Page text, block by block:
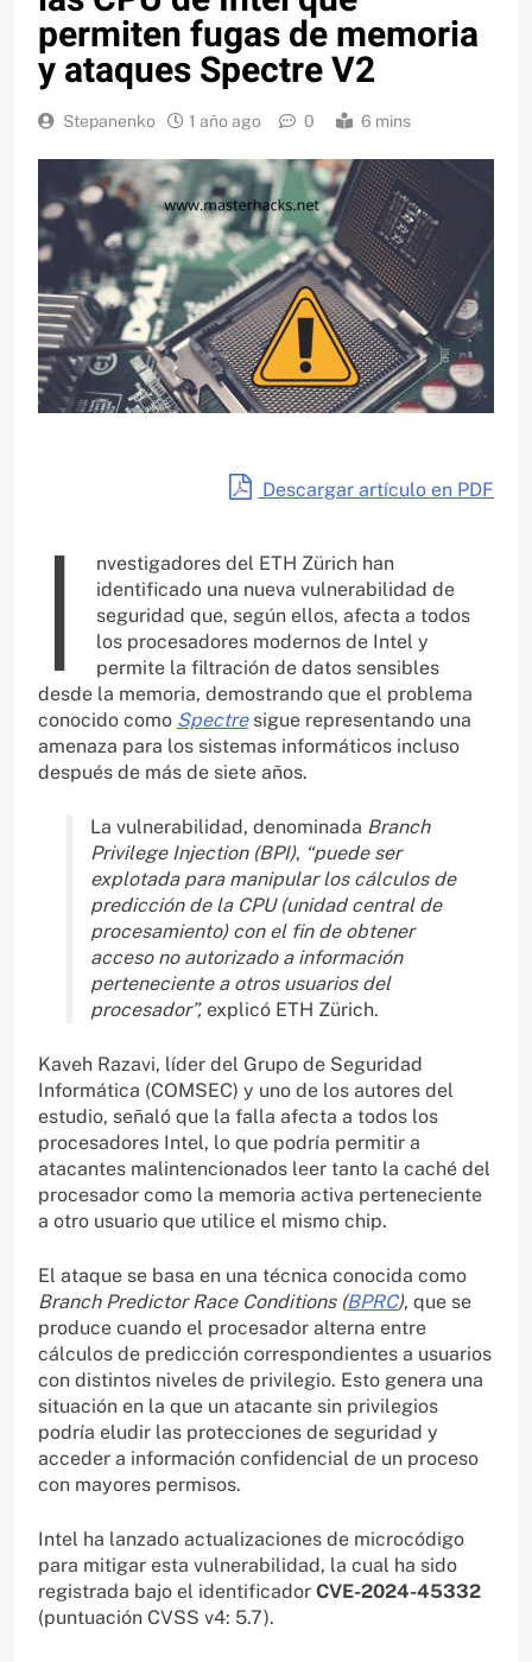
permiten fugas de memoria
y ataques Spectre V2
Stepanenko 1 año ago 0 6 mins
Descargar artículo en PDF
I
nvestigadores del ETH Zürich han
identificado una nueva vulnerabilidad de
seguridad que, según ellos, afecta a todos
los procesadores modernos de Intel y
permite la filtración de datos sensibles
desde la memoria, demostrando que el problema
conocido como Spectresigue representando una
amenaza para los sistemas informáticos incluso
después de más de siete años.
La vulnerabilidad, denominada Branch
Privilege Injection (BPI), “puede ser
explotada para manipular los cálculos de
predicción de la CPU (unidad central de
procesamiento) con el fin de obtener
acceso no autorizado a información
perteneciente a otros usuarios del
procesador”, explicó ETH Zürich.
Kaveh Razavi, líder del Grupo de Seguridad
Informática (COMSEC) y uno de los autores del
estudio, señaló que la falla afecta a todos los
procesadores Intel, lo que podría permitir a
atacantes malintencionados leer tanto la caché del
procesador como la memoria activa perteneciente
a otro usuario que utilice el mismo chip.
El ataque se basa en una técnica conocida como
Branch Predictor Race Conditions (BPRC), que se
produce cuando el procesador alterna entre
cálculos de predicción correspondientes a usuarios
con distintos niveles de privilegio. Esto genera una
situación en la que un atacante sin privilegios
podría eludir las protecciones de seguridad y
acceder a información confidencial de un proceso
con mayores permisos.
Intel ha lanzado actualizaciones de microcódigo
para mitigar esta vulnerabilidad, la cual ha sido
registrada bajo el identificador CVE-2024-45332
(puntuación CVSS v4: 5.7).